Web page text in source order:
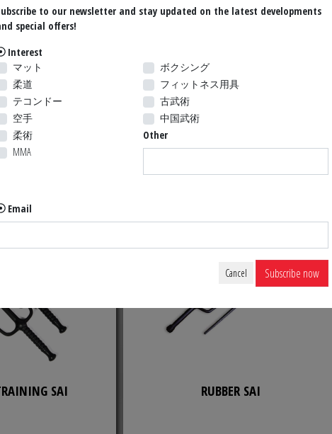
KAMA
ORDER
HEXAGONAL SAI
74.99 $ US
SAI RUBBER SAI
to our newsletter and stay updated on the latest developments
special offers!
Interest
マット
柔道
テコンドー
空手
柔術
MMA
ボクシング
フィットネス用具
古武術
中国武術
Other
Email
Cancel Subscribe now